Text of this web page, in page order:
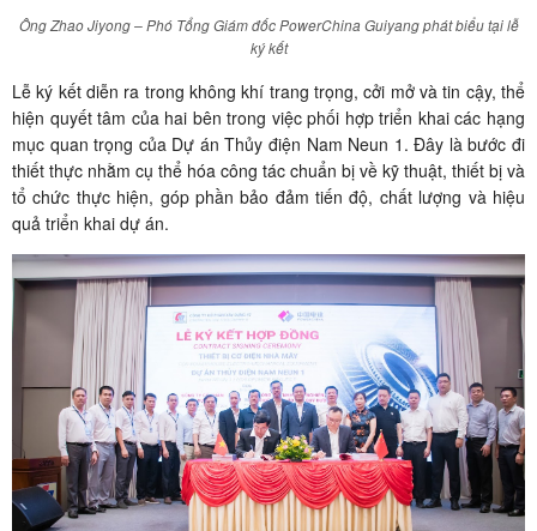
Ông Zhao Jiyong – Phó Tổng Giám đốc PowerChina Guiyang phát biểu tại lễ
ký kết
Lễ ký kết diễn ra trong không khí trang trọng, cởi mở và tin cậy, thể
hiện quyết tâm của hai bên trong việc phối hợp triển khai các hạng
mục quan trọng của Dự án Thủy điện Nam Neun 1. Đây là bước đi
thiết thực nhằm cụ thể hóa công tác chuẩn bị về kỹ thuật, thiết bị và
tổ chức thực hiện, góp phần bảo đảm tiến độ, chất lượng và hiệu
quả triển khai dự án.